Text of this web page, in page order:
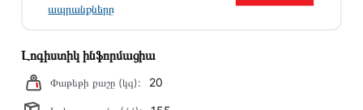
ապրանքները
Լոգիստիկ ինֆորմացիա
Փաթեթի քաշը (կգ): 20